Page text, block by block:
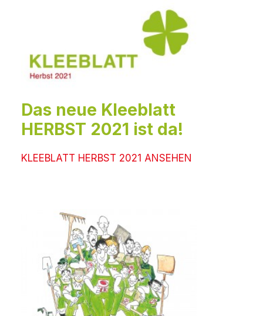
Das neue Kleeblatt
HERBST 2021 ist da!
KLEEBLATT HERBST 2021 ANSEHEN